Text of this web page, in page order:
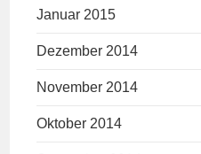
Januar 2015
Dezember 2014
November 2014
Oktober 2014